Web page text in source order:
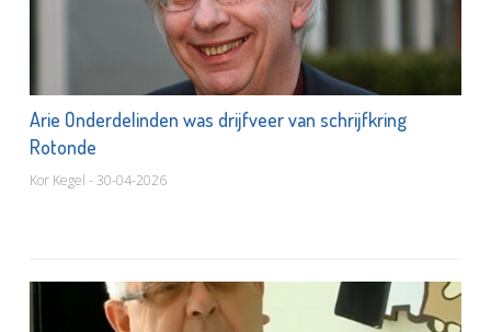
Arie Onderdelinden was drijfveer van schrijfkring
Rotonde
Kor Kegel - 30-04-2026